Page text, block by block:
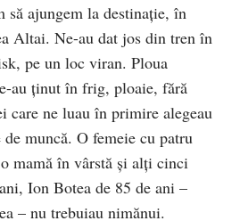
să ajungem la destinaţie, în
Altai. Ne-au dat jos din tren în
pe un loc viran. Ploua
au ţinut în frig, ploaie, fără
care ne luau în primire alegeau
muncă. O femeie cu patru
mamă în vârstă şi alţi cinci
Ion Botea de 85 de ani –
– nu trebuiau nimănui.